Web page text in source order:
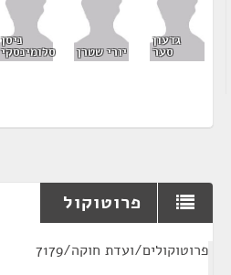
גדעון
סער יורי שטרן
ניסן
סלומינסקי
פרוטוקול
פרוטוקולים/ועדת חוקה/7179